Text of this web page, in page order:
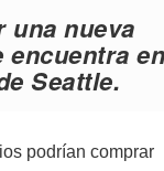
una nueva
encuentra en
Seattle.
podrían comprar